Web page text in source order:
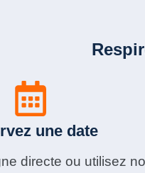
une date
directe ou utilisez